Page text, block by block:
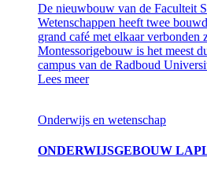
De nieuwbouw van de Faculteit
Wetenschappen heeft twee
grand café met elkaar verbonden
Montessorigebouw is het meest
campus van de Radboud
Lees meer
Onderwijs en wetenschap
ONDERWIJSGEBOUW